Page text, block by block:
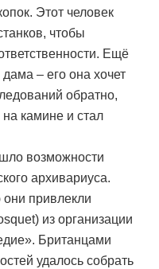
Этот человек
чтобы
Ещё
– его она хочет
обратно,
камине и стал
возможности
архивариуса.
привлекли
из организации
Британцами
удалось собрать